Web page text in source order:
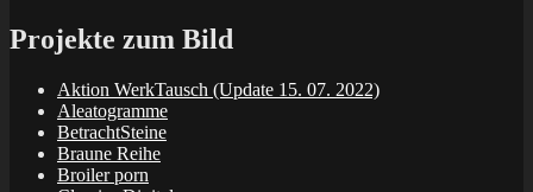
Projekte zum Bild
Aktion WerkTausch (Update 15. 07. 2022)
Aleatogramme
BetrachtSteine
Braune Reihe
Broiler porn